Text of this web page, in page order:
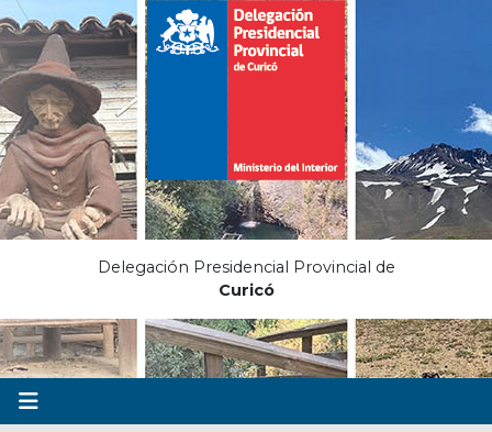
Delegación Presidencial Provincial de
Curicó